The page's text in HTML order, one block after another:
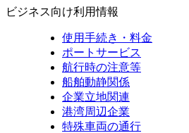
ビジネス向け利用情報
使用手続き・料金
ポートサービス
航行時の注意等
船舶動静関係
企業立地関連
港湾周辺企業
特殊車両の通行